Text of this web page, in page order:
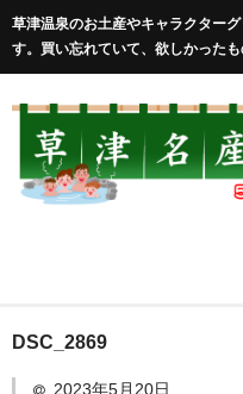
草津温泉のお土産やキャラクター
す。買い忘れていて、欲しかった
HOME
在庫処分セール
DSC_2869
2023年5月20日